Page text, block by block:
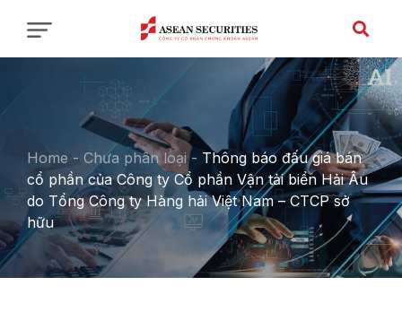
Home - Chưa phân loại- Thông báo đấu giá bán
cổ phần của Công ty Cổ phần Vận tải biển Hải Âu
do Tổng Công ty Hàng hải Việt Nam – CTCP sở
hữu